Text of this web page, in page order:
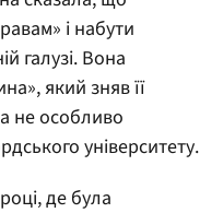
і набути
галузі. Вона
який зняв її
не особливо
університету.
де була